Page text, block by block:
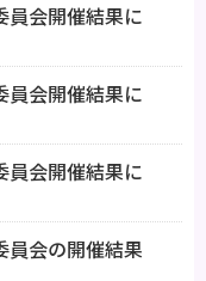
員会開催結果に
員会開催結果に
員会開催結果に
員会の開催結果